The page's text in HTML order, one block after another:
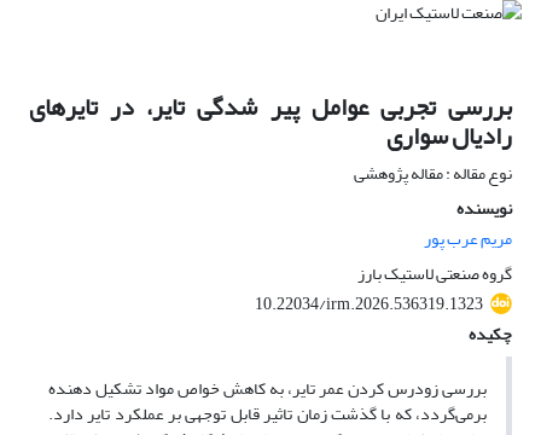
بررسی تجربی عوامل پیر شدگی تایر، در تایرهای
رادیال سواری
نوع مقاله : مقاله پژوهشی
نویسنده
مریم عرب پور
گروه صنعتی لاستیک بارز
10.22034/irm.2026.536319.1323
چکیده
بررسی زودرس کردن عمر تایر، به کاهش خواص مواد تشکیل دهنده
برمی‌گردد، که با گذشت زمان تاثیر قابل توجهی بر عملکرد تایر دارد.